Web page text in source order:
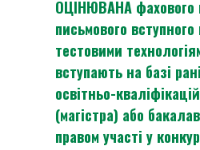
ОЦІНЮВАНА фахового
письмового
тестовими
вступають на базі
освітньо-
(магістра) або
правом участі у